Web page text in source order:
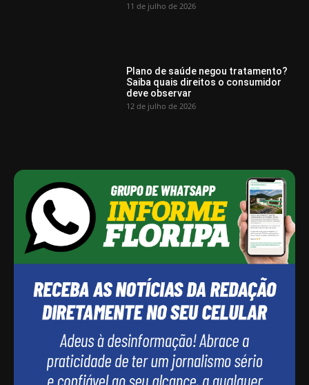
11 de julho de 2026
Plano de saúde negou tratamento?
Saiba quais direitos o consumidor
deve observar
12 de julho de 2026